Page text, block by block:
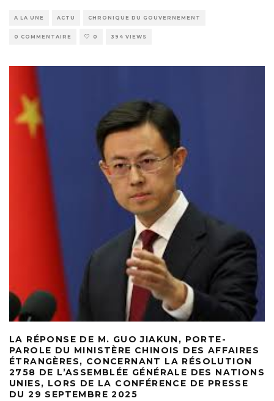
A LA UNE ACTU CHRONIQUE DU GOUVERNEMENT
0 COMMENTAIRE 0 394 VIEWS
LA RÉPONSE DE M. GUO JIAKUN, PORTE-
PAROLE DU MINISTÈRE CHINOIS DES AFFAIRES
ÉTRANGÈRES, CONCERNANT LA RÉSOLUTION
2758 DE L’ASSEMBLÉE GÉNÉRALE DES NATIONS
UNIES, LORS DE LA CONFÉRENCE DE PRESSE
DU 29 SEPTEMBRE 2025